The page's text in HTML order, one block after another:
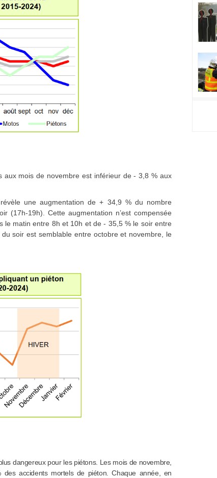
aux mois de novembre est inférieur de - 3,8 % aux
une augmentation de + 34,9 % du nombre
(17h-19h). Cette augmentation n’est compensée
le matin entre 8h et 10h et de - 35,5 % le soir entre
soir est semblable entre octobre et novembre, le
dangereux pour les piétons. Les mois de novembre,
accidents mortels de piéton. Chaque année, en